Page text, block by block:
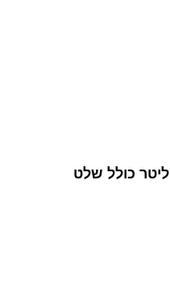
דוד לחץ לניקוי חול 100 ליטר כולל שלט